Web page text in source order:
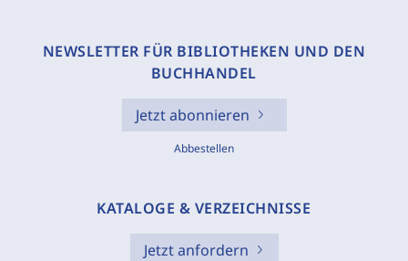
NEWSLETTER FÜR BIBLIOTHEKEN UND DEN
BUCHHANDEL
Jetzt abonnieren
Abbestellen
KATALOGE & VERZEICHNISSE
Jetzt anfordern